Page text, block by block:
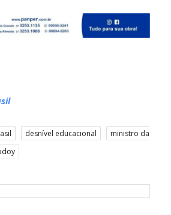
desnível educacional
ministro da